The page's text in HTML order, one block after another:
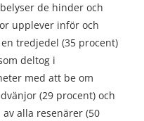
de hinder och
upplever inför och
tredjedel (35 procent)
deltog i
med att be om
(29 procent) och
alla resenärer (50